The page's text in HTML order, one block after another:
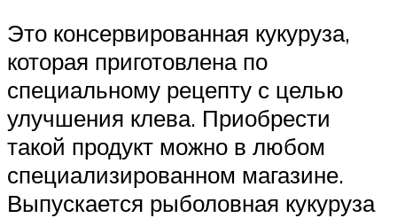
Это консервированная кукуруза,
которая приготовлена по
специальному рецепту с целью
улучшения клева. Приобрести
такой продукт можно в любом
специализированном магазине.
Выпускается рыболовная кукуруза